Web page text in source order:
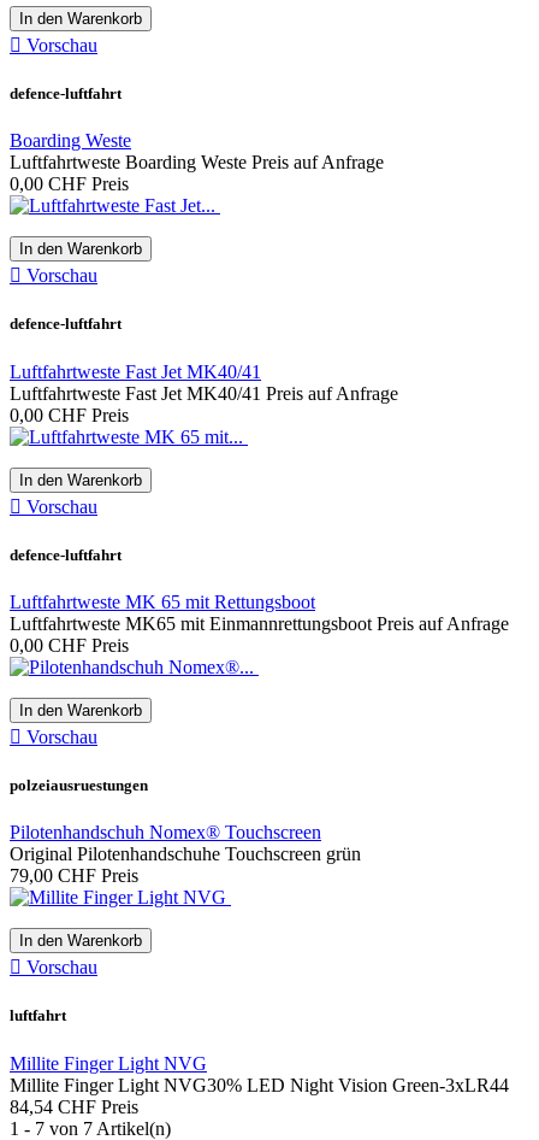
In den Warenkorb
 Vorschau
defence-luftfahrt
Boarding Weste
Luftfahrtweste Boarding Weste Preis auf Anfrage
0,00 CHF Preis
In den Warenkorb
 Vorschau
defence-luftfahrt
Luftfahrtweste Fast Jet MK40/41
Luftfahrtweste Fast Jet MK40/41 Preis auf Anfrage
0,00 CHF Preis
In den Warenkorb
 Vorschau
defence-luftfahrt
Luftfahrtweste MK 65 mit Rettungsboot
Luftfahrtweste MK65 mit Einmannrettungsboot Preis auf Anfrage
0,00 CHF Preis
In den Warenkorb
 Vorschau
polzeiausruestungen
Pilotenhandschuh Nomex® Touchscreen
Original Pilotenhandschuhe Touchscreen grün
79,00 CHF Preis
In den Warenkorb
 Vorschau
luftfahrt
Millite Finger Light NVG
Millite Finger Light NVG30% LED Night Vision Green-3xLR44
84,54 CHF Preis
1 - 7 von 7 Artikel(n)